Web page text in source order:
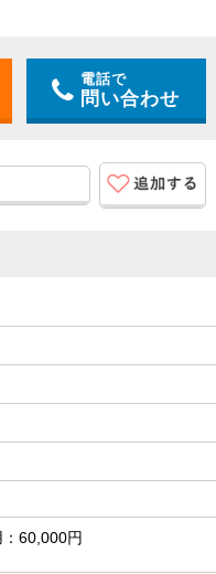
電話で
問い合わせ
60,000円